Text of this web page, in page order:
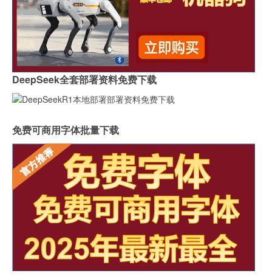
DeepSeek全套部署资料免费下载
免费可商用字体批量下载